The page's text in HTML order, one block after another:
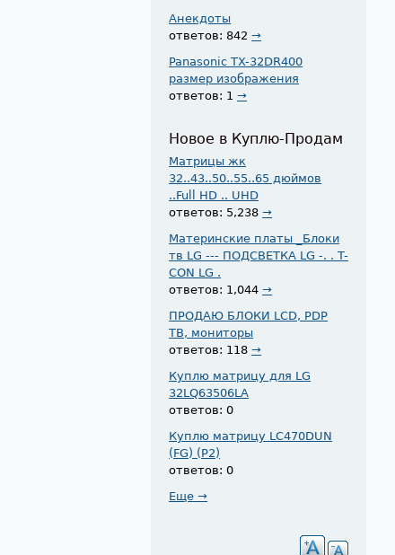
Анекдоты
ответов: 842→
Panasonic TX-32DR400
размер изображения
ответов: 1→
Новое в Куплю-Продам
Матрицы жк
32..43..50..55..65 дюймов
..Full HD .. UHD
ответов: 5,238→
Материнские платы _Блоки
тв LG --- ПОДСВЕТКА LG -. . T-
CON LG .
ответов: 1,044→
ПРОДАЮ БЛОКИ LCD, PDP
ТВ, мониторы
ответов: 118→
Куплю матрицу для LG
32LQ63506LA
ответов: 0
Куплю матрицу LC470DUN
(FG) (P2)
ответов: 0
Еще →